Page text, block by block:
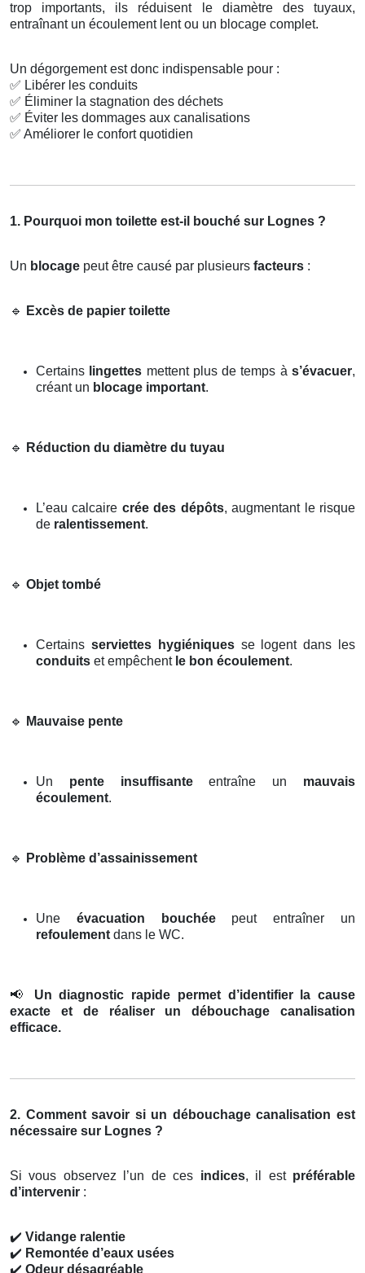
trop importants, ils réduisent le diamètre des tuyaux,
entraînant un écoulement lent ou un blocage complet.
Un dégorgement est donc indispensable pour :
✅ Libérer les conduits
✅ Éliminer la stagnation des déchets
✅ Éviter les dommages aux canalisations
✅ Améliorer le confort quotidien
1. Pourquoi mon toilette est-il bouché sur Lognes ?
Un blocage peut être causé par plusieurs facteurs :
🔹 Excès de papier toilette
Certains lingettes mettent plus de temps às’évacuer,
créant un blocage important.
🔹 Réduction du diamètre du tuyau
L’eau calcaire crée des dépôts, augmentant le risque
de ralentissement.
🔹 Objet tombé
Certains serviettes hygiéniquesse logent dans les
conduits et empêchent le bon écoulement.
🔹 Mauvaise pente
Un pente insuffisanteentraîne un mauvais
écoulement.
🔹 Problème d’assainissement
Une évacuation bouchéepeut entraîner un
refoulement dans le WC.
📢
Un diagnostic rapide permet d’identifier la cause
exacte et de réaliser un débouchage canalisation
efficace.
2. Comment savoir si un débouchage canalisation est
nécessaire sur Lognes ?
Si vous observez l’un de ces indices, il est préférable
d’intervenir :
✔️ Vidange ralentie
✔️ Remontée d’eaux usées
✔️ Odeur désagréable